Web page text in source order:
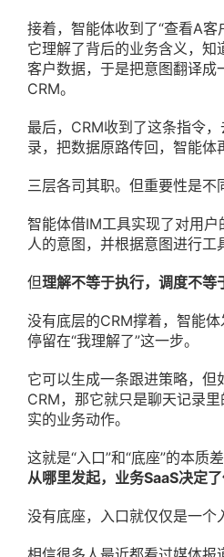
接着，智能体收到了“查看A客
它理解了背后的业务含义，知
客户数据，于是把意图翻译成
CRM。
最后，CRM收到了这条指令
录，把数据原路传回，智能体
三层各司其职。但重要性是不
智能体借IM工具实现了对用
人的意图，并根据意图进行工
但理解不等于执行，调度不等
没有底层的CRM撑着，智能
停留在“我理解了”这一步。
它可以生成一条跟进策略，但
CRM，那它就只是聊天记录
实的业务动作。
这就是“入口”和“底座”的本质差
从哪里发起，业务SaaS决定
没有底座，入口就仅仅是一个